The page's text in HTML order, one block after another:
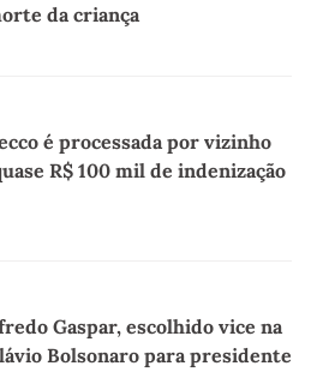
da criança
é processada por vizinho
R$ 100 mil de indenização
Gaspar, escolhido vice na
Bolsonaro para presidente